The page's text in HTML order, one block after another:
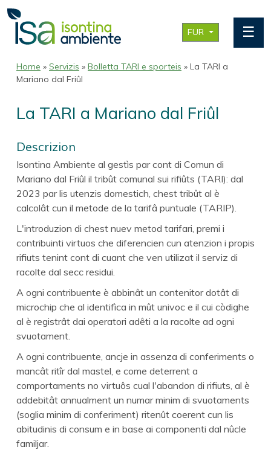
FUR ☰
Home » Servizis » Bolletta TARI e sporteis » La TARI a
Mariano dal Friûl
La TARI a Mariano dal Friûl
Descrizion
Isontina Ambiente al gestìs par cont di Comun di
Mariano dal Friûl il tribût comunal sui rifiûts (TARI): dal
2023 par lis utenzis domestich, chest tribût al è
calcolât cun il metode de la tarifâ puntuale (TARIP).
L'introduzion di chest nuev metod tarifari, premi i
contribuinti virtuos che diferencien cun atenzion i propis
rifiuts tenint cont di cuant che ven utilizat il serviz di
racolte dal secc residui.
A ogni contribuente è abbinât un contenitor dotât di
microchip che al identifìca in mût univoc e il cui còdighe
al è registrât dai operatori adêti a la racolte ad ogni
svuotament.
A ogni contribuente, ancje in assenza di conferiments o
mancât ritîr dal mastel, e come deterrent a
comportaments no virtuôs cual l'abandon di rifiuts, al è
addebitât annualment un numar minim di svuotaments
(soglia minim di conferiment) ritenût coerent cun lis
abitudinis di consum e in base ai componenti dal nûcle
familjar.